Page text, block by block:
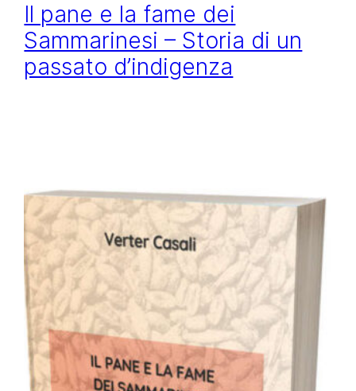
Il pane e la fame dei
Sammarinesi – Storia di un
passato d’indigenza